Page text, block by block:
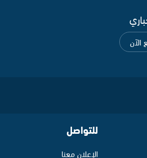
الآن
للتواصل
الإعلان معنا